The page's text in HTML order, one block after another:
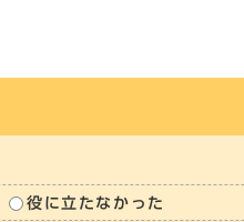
役に立たなかった